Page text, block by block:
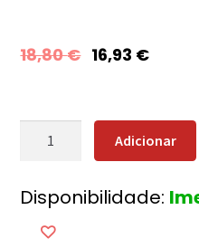
18,80€ 16,93 €
Quantidade
-
Adicionar
Disponibilidade: